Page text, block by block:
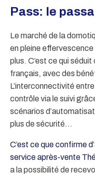
Pass: le
Le marché de la
en pleine
plus. C’est ce qui séduit
français, avec des
L’interconnectivité
contrôle via le suivi
scénarios
plus de sécurité…
C’est ce que confirme
service après-vente
a la possibilité de